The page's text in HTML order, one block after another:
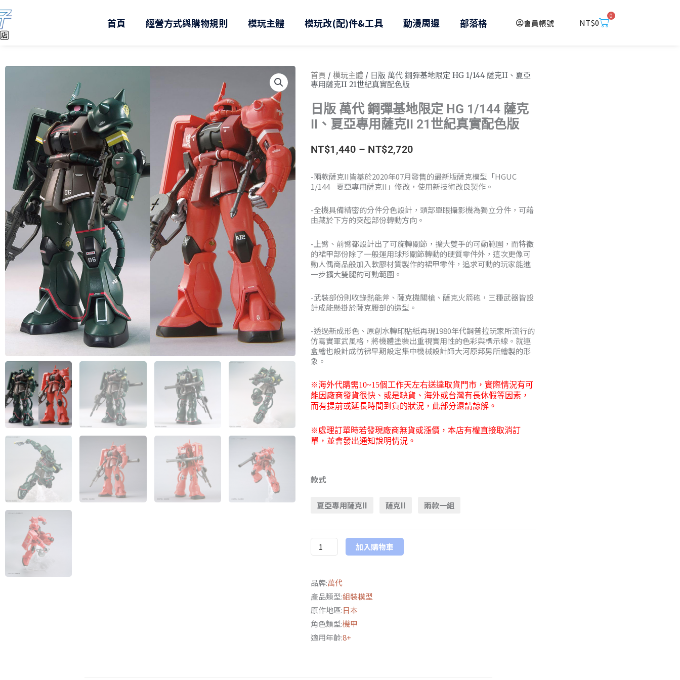
至
主
首頁 經營方式與購物規則 模玩主體 模玩改(配)件&工具 動漫周邊 部落格 會員帳號 NT$0
0
購
物
首頁 / 模玩主體 / 日版 萬代 鋼彈基地限定 HG 1/144 薩克II、夏亞
專用薩克II 21世紀真實配色版
日版 萬代 鋼彈基地限定 HG 1/144 薩克
II、夏亞專用薩克II 21世紀真實配色版
NT$1,440 – NT$2,720價
範
圍：
到
NT$2,720
-兩款薩克II皆基於2020年07月發售的最新版薩克模型「HGUC
1/144 夏亞專用薩克II」修改，使用新技術改良製作。
-全機具備精密的分件分色設計，頭部單眼攝影機為獨立分件，可藉
由藏於下方的突起部份轉動方向。
-上臂、前臂都設計出了可旋轉關節，擴大雙手的可動範圍，而特徵
的裙甲部份除了一般運用球形關節轉動的硬質零件外，這次更像可
動人偶商品般加入軟膠材質製作的裙甲零件，追求可動的玩家能進
一步擴大雙腿的可動範圍。
-武裝部份則收錄熱能斧、薩克機關槍、薩克火箭砲，三種武器皆設
計成能懸掛於薩克腰部的造型。
-透過新成形色、原創水轉印貼紙再現1980年代鋼普拉玩家所流行的
仿寫實軍武風格，將機體塗裝出重視實用性的色彩與標示線。就連
盒繪也設計成彷彿早期設定集中機械設計師大河原邦男所繪製的形
象。
※海外代購需10~15個工作天左右送達取貨門市， 實際情況有可
能因廠商發貨很快、或是缺貨、海外或台灣有長休假等因素，
而有提前或延長時間到貨的狀況，此部分還請諒解。
※處理訂單時若發現廠商無貨或漲價，本店有權直接取消訂
單，並會發出通知說明情況。
款式
夏亞專用薩克II 薩克II 兩款一組
版
代
彈
定
HG
1/144
薩
克
加入購物車
品牌:萬代
產品類型:組裝模型
原作地區:日本
角色類型:機甲
適用年齡:8+